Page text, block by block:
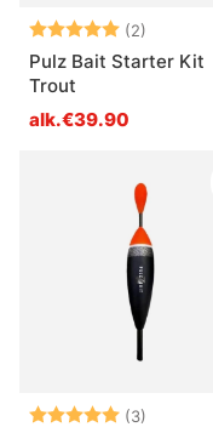
Arvio: (2)
5.0
Pulz Bait Starter Kit
Trout
alk.€39.90
Arvio: (3)
5.0